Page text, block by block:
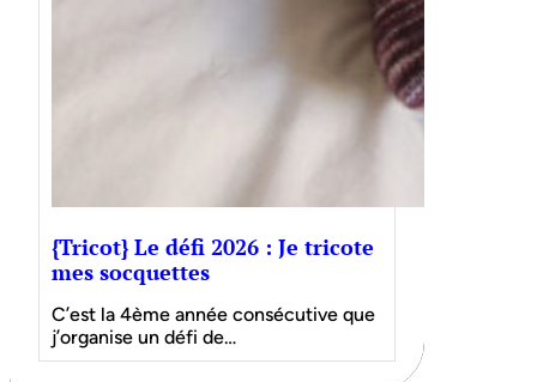
{Tricot} Le défi 2026 : Je tricote
mes socquettes
C’est la 4ème année consécutive que
j’organise un défi de…